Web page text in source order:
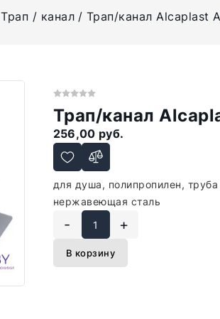
Трап / канал Трап/канал Alcaplast
Трап/канал
256,00 руб.
для душа, полипропилен,
нержавеющая сталь
- +
В корзину